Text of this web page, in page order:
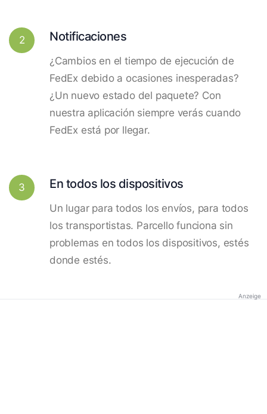
2 Notificaciones
¿Cambios en el tiempo de ejecución de
FedEx debido a ocasiones inesperadas?
¿Un nuevo estado del paquete? Con
nuestra aplicación siempre verás cuando
FedEx está por llegar.
3 En todos los dispositivos
Un lugar para todos los envíos, para todos
los transportistas. Parcello funciona sin
problemas en todos los dispositivos, estés
donde estés.
Anzeige